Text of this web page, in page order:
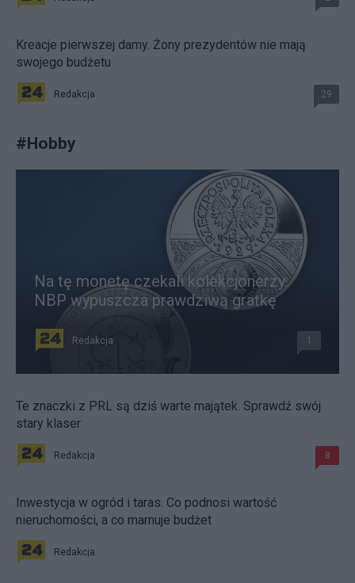
Kreacje pierwszej damy. Żony prezydentów nie mają
swojego budżetu
Redakcja 29
#Hobby
Na tę monetę czekali kolekcjonerzy.
NBP wypuszcza prawdziwą gratkę
Redakcja 1
Te znaczki z PRL są dziś warte majątek. Sprawdź swój
stary klaser
Redakcja 8
Inwestycja w ogród i taras. Co podnosi wartość
nieruchomości, a co marnuje budżet
Redakcja